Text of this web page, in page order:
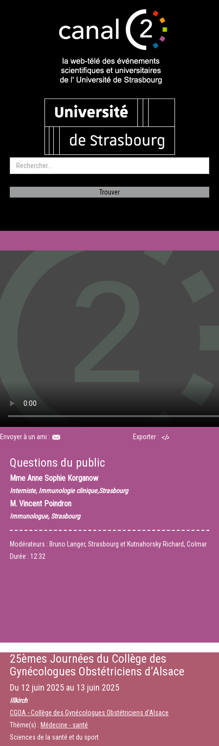
Envoyer à un ami : Exporter :
Questions du public
Mme Anne Sophie Korganow
Interniste, Immunologie clinique,Strasbourg
M. Vincent Poindron
Immunologue, Strasbourg
Modérateurs : Bruno Langer, Strasbourg et Kutnahorsky Richard, Colmar
Durée : 12:32
25èmes Journées du Collège des
Gynécologues Obstétriciens d’Alsace
Du 12 juin 2025 au 13 juin 2025
Illkirch
CGOA - Collège des Gynécologues Obstétriciens d'Alsace
Thème(s) : Médecine - santé
Sciences de la santé et du sport